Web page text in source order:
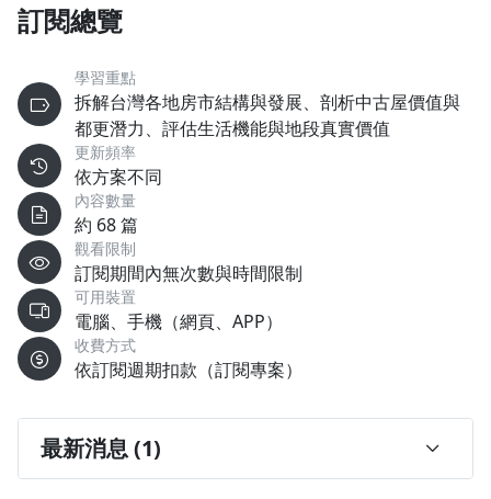
訂閱總覽
學習重點
拆解台灣各地房市結構與發展、剖析中古屋價值與
都更潛力、評估生活機能與地段真實價值
更新頻率
依方案不同
內容數量
約 68 篇
觀看限制
訂閱期間內無次數與時間限制
可用裝置
電腦、手機（網頁、APP）
收費方式
依訂閱週期扣款（訂閱專案）
最新消息 (1)